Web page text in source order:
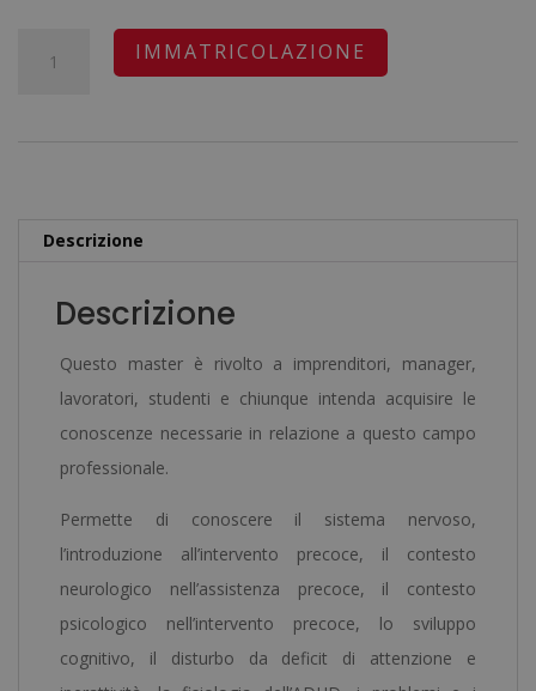
originale
era:
attuale
è:
Attenzione
Iperattività
(ADHD)
Diploma
Autenticato
Notaio
Europeo
quantità
IMMATRICOLAZIONE
e
:
Descrizione
Descrizione
Questo master è rivolto a imprenditori, manager,
lavoratori, studenti e chiunque intenda acquisire le
conoscenze necessarie in relazione a questo campo
professionale.
Permette di conoscere il sistema nervoso,
l’introduzione all’intervento precoce, il contesto
neurologico nell’assistenza precoce, il contesto
psicologico nell’intervento precoce, lo sviluppo
cognitivo, il disturbo da deficit di attenzione e